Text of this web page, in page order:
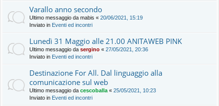
Varallo anno secondo
Ultimo messaggio da mabis « 20/06/2021, 15:19
Inviato in Eventi ed incontri
Lunedì 31 Maggio alle 21.00 ANITAWEB PINK
Ultimo messaggio da sergino « 27/05/2021, 20:36
Inviato in Eventi ed incontri
Destinazione For All. Dal linguaggio alla
comunicazione sul web
Ultimo messaggio da cescoballa « 25/05/2021, 10:23
Inviato in Eventi ed incontri